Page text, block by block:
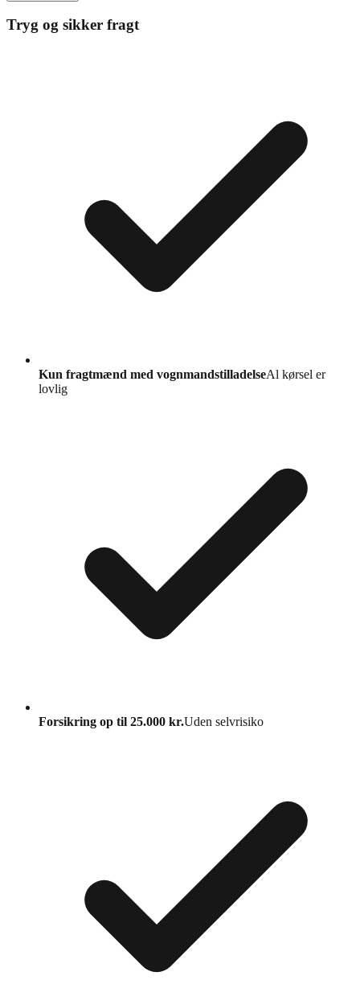
Tryg og sikker fragt
Kun fragtmænd med vognmandstilladelseAl kørsel er
lovlig
Forsikring op til 25.000 kr.Uden selvrisiko